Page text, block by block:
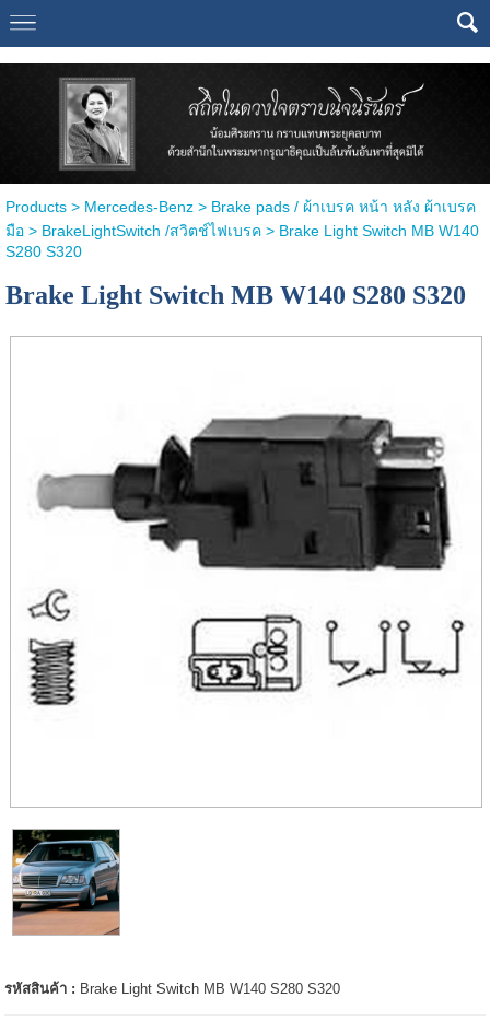
Products> Mercedes-Benz> Brake pads / ผ้าเบรค หน้า หลัง ผ้าเบรค
มือ > BrakeLightSwitch /สวิตช์ไฟเบรค > Brake Light Switch MB W140
S280 S320
Brake Light Switch MB W140 S280 S320
รหัสสินค้า : Brake Light Switch MB W140 S280 S320